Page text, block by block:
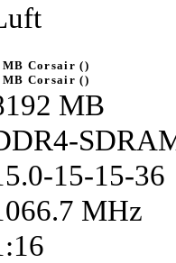
MB Corsair ()
MB Corsair ()
MB
15-15-36
MHz